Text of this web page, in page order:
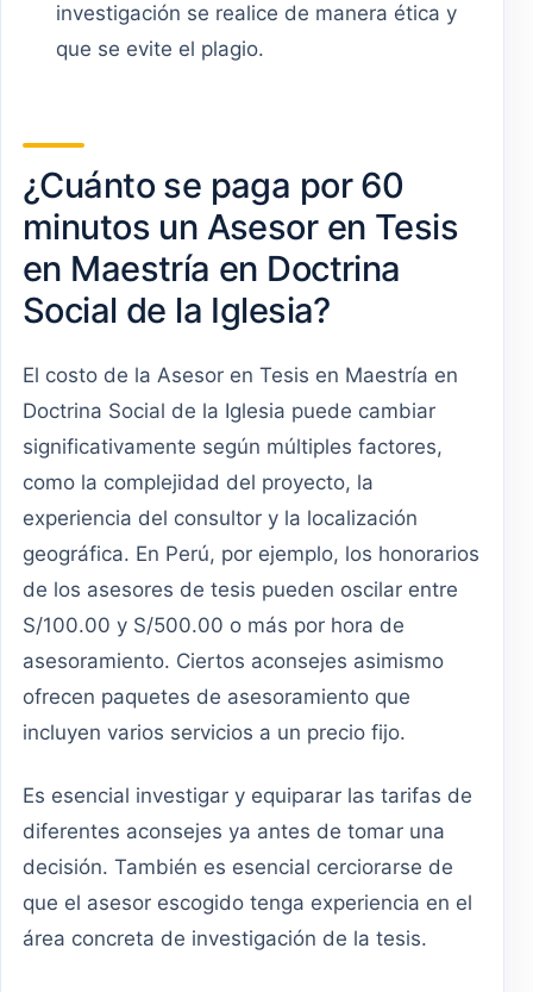
investigación se realice de manera ética y
que se evite el plagio.
¿Cuánto se paga por 60
minutos un Asesor en Tesis
en Maestría en Doctrina
Social de la Iglesia?
El costo de la Asesor en Tesis en Maestría en
Doctrina Social de la Iglesia puede cambiar
significativamente según múltiples factores,
como la complejidad del proyecto, la
experiencia del consultor y la localización
geográfica. En Perú, por ejemplo, los honorarios
de los asesores de tesis pueden oscilar entre
S/100.00 y S/500.00 o más por hora de
asesoramiento. Ciertos aconsejes asimismo
ofrecen paquetes de asesoramiento que
incluyen varios servicios a un precio fijo.
Es esencial investigar y equiparar las tarifas de
diferentes aconsejes ya antes de tomar una
decisión. También es esencial cerciorarse de
que el asesor escogido tenga experiencia en el
área concreta de investigación de la tesis.